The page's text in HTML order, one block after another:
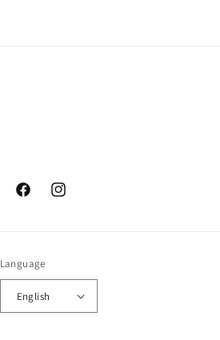
FacebookInstagram
Language
English